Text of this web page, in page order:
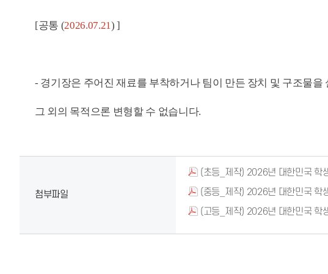
[공통 (2026.07.21) ]
- 경기장은 주어진 재료를 부착하거나 팀이 만든 장치 및 구조물을
그 외의 목적으론 변형할 수 없습니다.
첨부파일
(초등_제작) 2026년 대한민국 학
(중등_제작) 2026년 대한민국 학
(고등_제작) 2026년 대한민국 학